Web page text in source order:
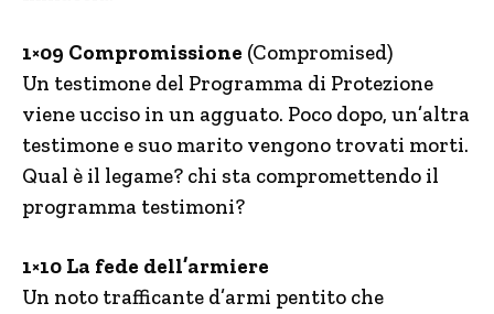
1×09 Compromissione (Compromised)
Un testimone del Programma di Protezione
viene ucciso in un agguato. Poco dopo, un’altra
testimone e suo marito vengono trovati morti.
Qual è il legame? chi sta compromettendo il
programma testimoni?
1×10 La fede dell’armiere
Un noto trafficante d’armi pentito che